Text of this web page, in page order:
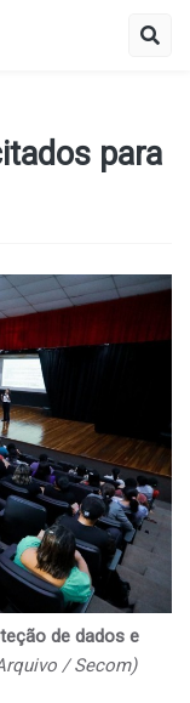
para
de dados e
/ Secom)